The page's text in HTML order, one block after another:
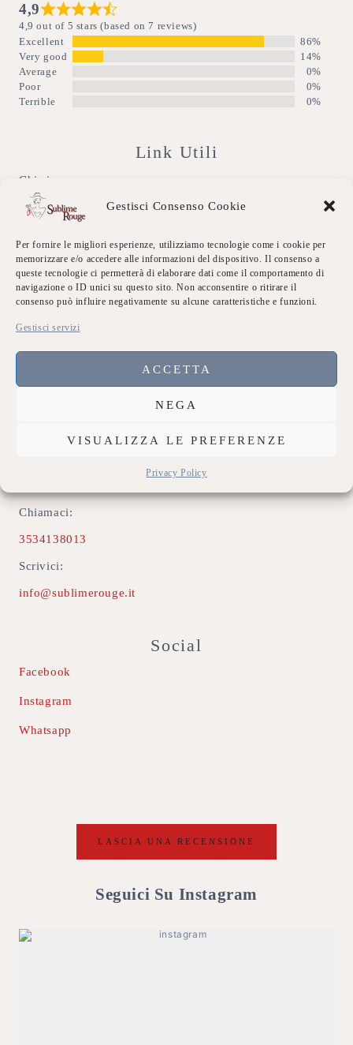
Gestisci Consenso Cookie
Per fornire le migliori esperienze, utilizziamo tecnologie come i cookie per
memorizzare e/o accedere alle informazioni del dispositivo. Il consenso a
queste tecnologie ci permetterà di elaborare dati come il comportamento di
navigazione o ID unici su questo sito. Non acconsentire o ritirare il
consenso può influire negativamente su alcune caratteristiche e funzioni.
Gestisci servizi
ACCETTA
NEGA
VISUALIZZA LE PREFERENZE
Privacy Policy
4,9
4,9 out of 5 stars (based on 7 reviews)
Excellent
86%
Very good
14%
Average
0%
Poor
0%
Terrible
0%
Link Utili
Chi siamo
Dicono di Noi
Eventi Sublime
Galleria
Privacy Policy
Accedi
Contatti
Chiamaci:
3534138013
Scrivici:
info@sublimerouge.it
Social
Facebook
Instagram
Whatsapp
LASCIA UNA RECENSIONE
Seguici Su Instagram